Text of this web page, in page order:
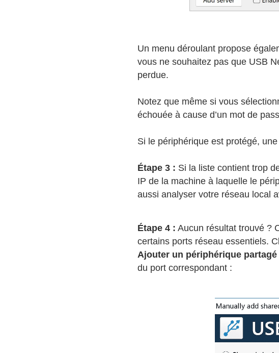
Un menu déroulant propose
vous ne souhaitez pas que USB
perdue.
Notez que même si vous
échouée à cause d’un mot de
Si le périphérique est protégé,
Étape 3 : Si la liste contient trop
IP de la machine à laquelle le
aussi analyser votre réseau local
Étape 4 : Aucun résultat trouvé ?
certains ports réseau essentiels.
Ajouter un périphérique
du port correspondant :